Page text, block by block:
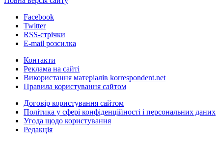
Facebook
Twitter
RSS-стрічки
E-mail розсилка
Контакти
Реклама на сайті
Використання матеріалів korrespondent.net
Правила користування сайтом
Договір користування сайтом
Політика у сфері конфіденційності і персональних даних
Угода щодо користування
Редакція